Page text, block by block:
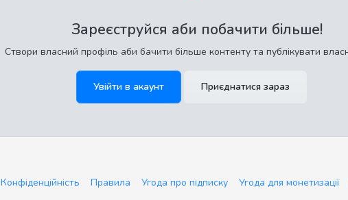
Зареєструйся аби побачити більше!
Створи власний профіль аби бачити більше контенту та публікувати
Увійти в акаунт Приєднатися зараз
Конфіденційність Правила Угода про підписку Угода для монетизації